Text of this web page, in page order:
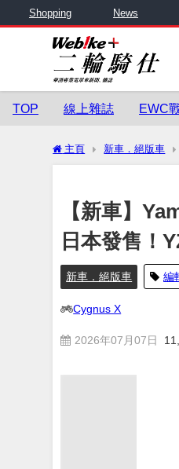
Shopping News
TOP 線上雜誌 EWC
主頁 新車．絕版車
座椅
【新車】
日本發售！
新車．絕版車 編
Cygnus X
2026年07月07日